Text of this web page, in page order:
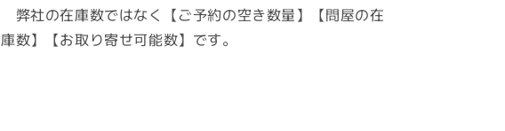
弊社の在庫数ではなく【ご予約の空き数量】【問屋の在
庫数】【お取り寄せ可能数】です。